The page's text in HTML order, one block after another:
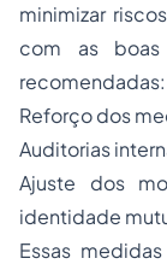
minimizar
com as boas
recomendadas:
Reforço dos
Auditorias
Ajuste dos
identidade
Essas